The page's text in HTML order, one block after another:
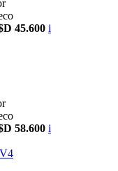
45.600 i
58.600 i